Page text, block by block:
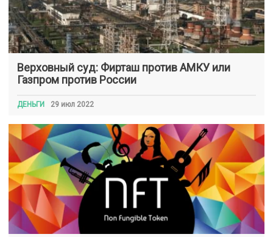
Верховный суд: Фирташ против АМКУ или
Газпром против России
ДЕНЬГИ 29 июл 2022